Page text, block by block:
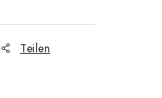
Teilen